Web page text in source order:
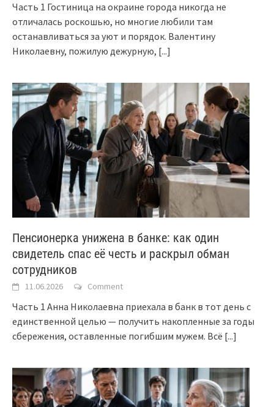
Часть 1 Гостиница на окраине города никогда не
отличалась роскошью, но многие любили там
останавливаться за уют и порядок. Валентину
Николаевну, пожилую дежурную, [...]
Пенсионерка унижена в банке: как один
свидетель спас её честь и раскрыл обман
сотрудников
11.06.2026 Comment
Часть 1 Анна Николаевна приехала в банк в тот день с
единственной целью — получить накопленные за годы
сбережения, оставленные погибшим мужем. Всё [...]